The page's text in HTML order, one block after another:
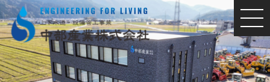
MEN
U